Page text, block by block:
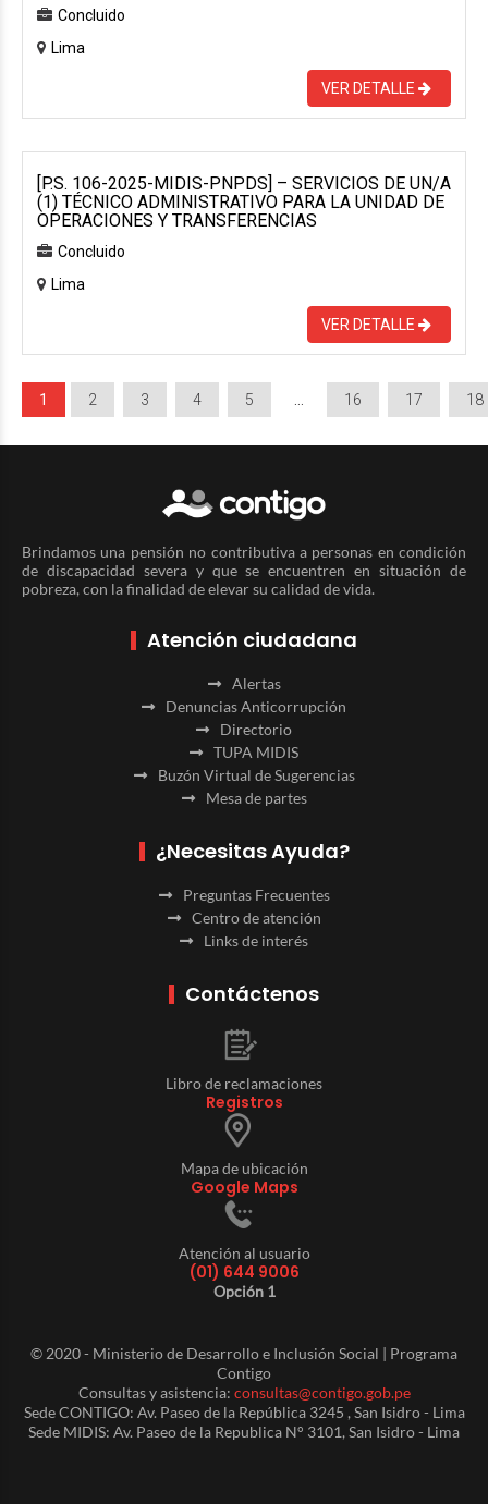
Concluido
Lima
VER DETALLE
[P.S. 106-2025-MIDIS-PNPDS] – SERVICIOS DE UN/A
(1) TÉCNICO ADMINISTRATIVO PARA LA UNIDAD DE
OPERACIONES Y TRANSFERENCIAS
Concluido
Lima
VER DETALLE
1 2 3 4 5 16 17 18
Brindamos una pensión no contributiva a personas en condición
de discapacidad severa y que se encuentren en situación de
pobreza, con la finalidad de elevar su calidad de vida.
Atención ciudadana
Alertas
Denuncias Anticorrupción
Directorio
TUPA MIDIS
Buzón Virtual de Sugerencias
Mesa de partes
¿Necesitas Ayuda?
Preguntas Frecuentes
Centro de atención
Links de interés
Contáctenos
Libro de reclamaciones
Registros
Mapa de ubicación
Google Maps
Atención al usuario
(01) 644 9006
Opción 1
© 2020 - Ministerio de Desarrollo e Inclusión Social | Programa
Contigo
Consultas y asistencia: consultas@contigo.gob.pe
Sede CONTIGO: Av. Paseo de la República 3245 , San Isidro - Lima
Sede MIDIS: Av. Paseo de la Republica N° 3101, San Isidro - Lima